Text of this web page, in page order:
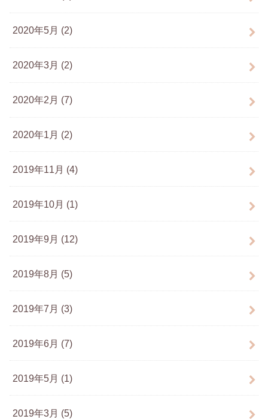
2020年5月 (2)
2020年3月 (2)
2020年2月 (7)
2020年1月 (2)
2019年11月 (4)
2019年10月 (1)
2019年9月 (12)
2019年8月 (5)
2019年7月 (3)
2019年6月 (7)
2019年5月 (1)
2019年3月 (5)